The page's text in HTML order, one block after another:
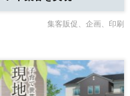
集客販促 企画 印刷